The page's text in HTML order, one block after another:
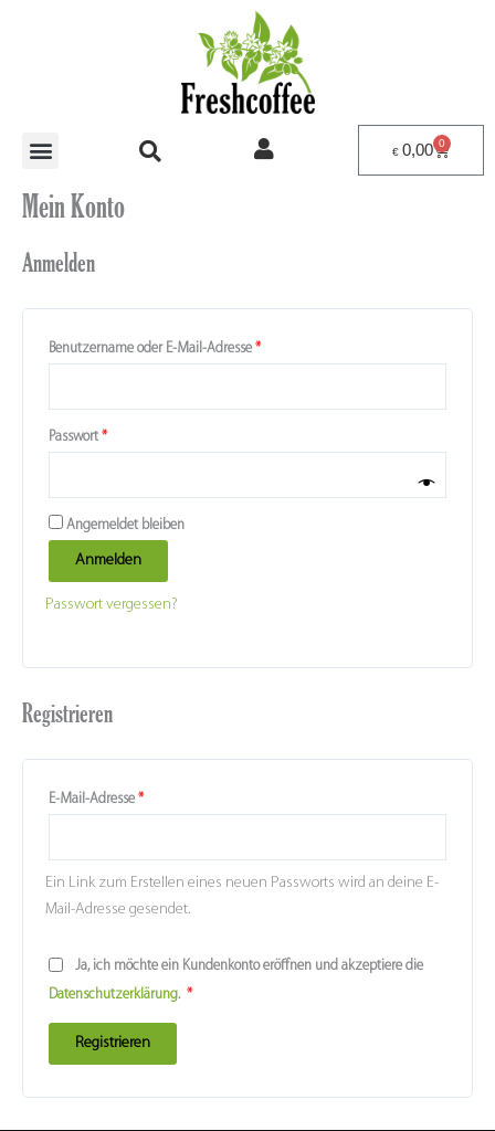
€ 0,00 0
Mein Konto
Anmelden
Benutzername oder E-Mail-Adresse *
Erforderlich
Passwort *
Angemeldet bleiben
Anmelden
Passwort vergessen?
Registrieren
E-Mail-Adresse *
Ein Link zum Erstellen eines neuen Passworts wird an deine E-
Mail-Adresse gesendet.
Ja, ich möchte ein Kundenkonto eröffnen und akzeptiere die
Datenschutzerklärung. *
Erforderlich
Registrieren